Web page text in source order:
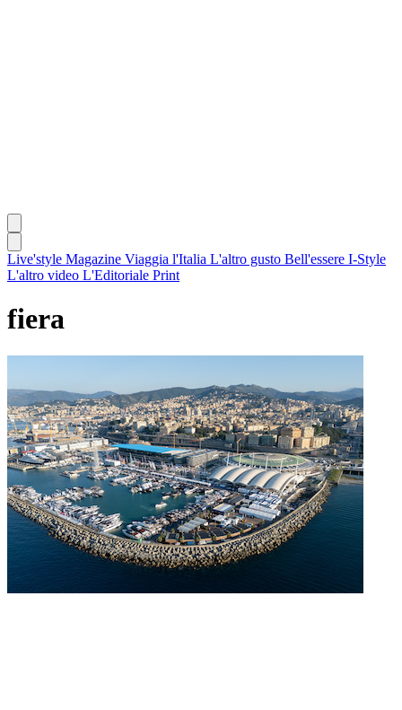
Live'style Magazine Viaggia l'Italia L'altro gusto Bell'essere I-Style
L'altro video L'Editoriale Print
fiera